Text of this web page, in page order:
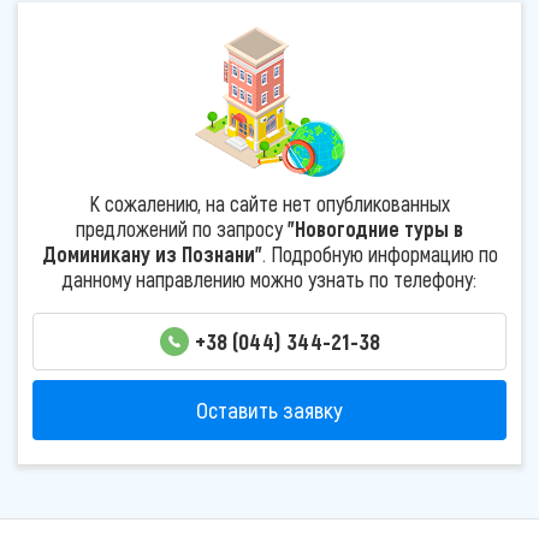
К сожалению, на сайте нет опубликованных
предложений по запросу"Новогодние туры в
Доминикану из Познани". Подробную информацию по
данному направлению можно узнать по телефону:
+38 (044) 344-21-38
Оставить заявку